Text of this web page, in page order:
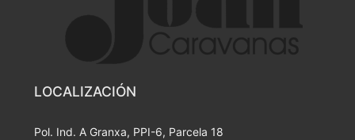
LOCALIZACIÓN
Pol. Ind. A Granxa, PPI-6, Parcela 18